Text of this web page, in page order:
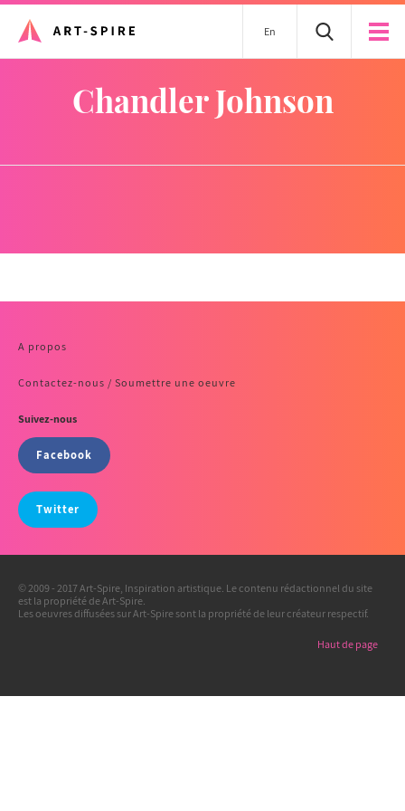
En
Chandler Johnson
A propos
Contactez-nous / Soumettre une oeuvre
Suivez-nous
Facebook
Twitter
© 2009 - 2017 Art-Spire, Inspiration artistique. Le contenu rédactionnel du site
est la propriété de Art-Spire.
Les oeuvres diffusées sur Art-Spire sont la propriété de leur créateur respectif.
Haut de page